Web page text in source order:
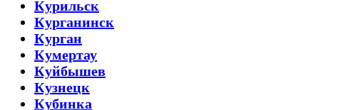
Курильск
Курганинск
Курган
Кумертау
Куйбышев
Кузнецк
Кубинка